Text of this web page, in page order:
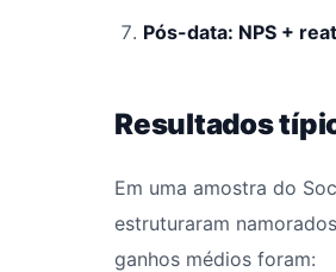
Pós-data: NPS +
Resultados
Em uma amostra do
estruturaram
ganhos médios foram: